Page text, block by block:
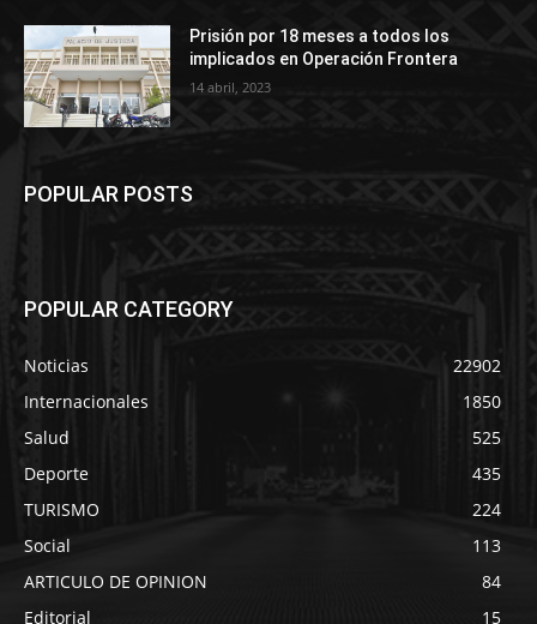
Prisión por 18 meses a todos los
implicados en Operación Frontera
14 abril, 2023
POPULAR POSTS
POPULAR CATEGORY
Noticias
22902
Internacionales
1850
Salud
525
Deporte
435
TURISMO
224
Social
113
ARTICULO DE OPINION
84
Editorial
15